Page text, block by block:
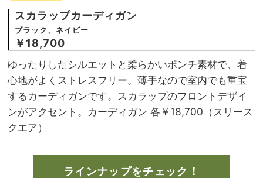
スカラップカーディガン
ブラック、ネイビー
￥18,700
ゆったりしたシルエットと柔らかいポンチ素材で、着
心地がよくストレスフリー。薄手なので室内でも重宝
するカーディガンです。スカラップのフロントデザイ
ンがアクセント。カーディガン 各￥18,700（スリース
クエア）
ラインナップをチェック！